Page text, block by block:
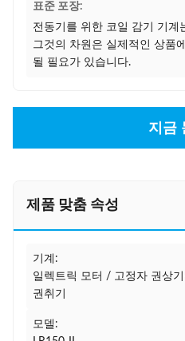
표준 포장:
전동기를 위한 코일 감기 기계
그것의 차원은 실제적인 상품
될 필요가 있습니다.
지금
제품 맞춤 속성
기계:
일렉트릭 모터 / 고정자 권상
권취기
모델: